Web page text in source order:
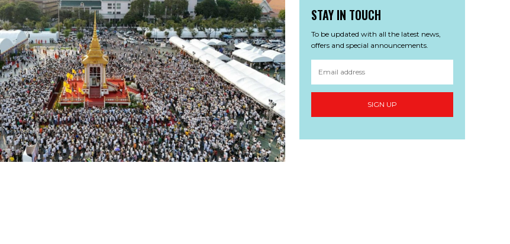
STAY IN TOUCH
To be updated with all the latest news,
offers and special announcements.
SIGN UP